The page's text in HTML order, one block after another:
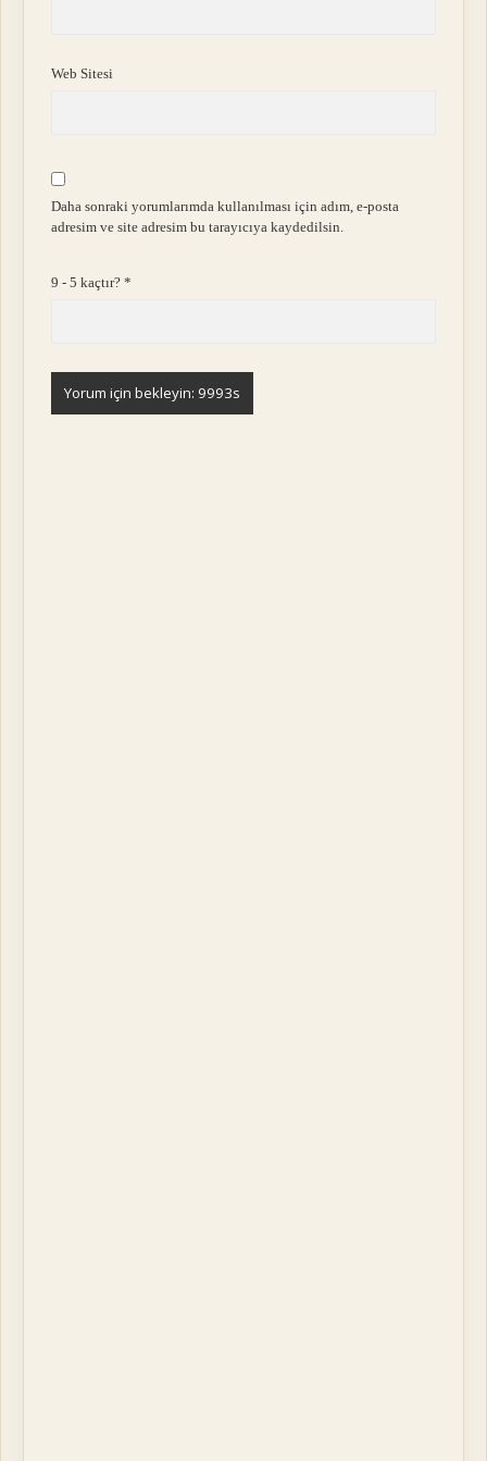
Web Sitesi
Daha sonraki yorumlarımda kullanılması için adım, e-posta
adresim ve site adresim bu tarayıcıya kaydedilsin.
9 - 5 kaçtır?*